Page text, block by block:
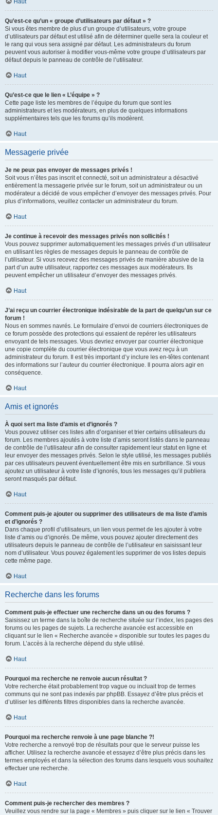
Haut
Qu’est-ce qu’un « groupe d’utilisateurs par défaut » ?
Si vous êtes membre de plus d’un groupe d’utilisateurs, votre groupe
d’utilisateurs par défaut est utilisé afin de déterminer quelle sera la couleur et
le rang qui vous sera assigné par défaut. Les administrateurs du forum
peuvent vous autoriser à modifier vous-même votre groupe d’utilisateurs par
défaut depuis le panneau de contrôle de l’utilisateur.
Haut
Qu’est-ce que le lien « L’équipe » ?
Cette page liste les membres de l’équipe du forum que sont les
administrateurs et les modérateurs, en plus de quelques informations
supplémentaires tels que les forums qu’ils modèrent.
Haut
Messagerie privée
Je ne peux pas envoyer de messages privés !
Soit vous n’êtes pas inscrit et connecté, soit un administrateur a désactivé
entièrement la messagerie privée sur le forum, soit un administrateur ou un
modérateur a décidé de vous empêcher d’envoyer des messages privés. Pour
plus d’informations, veuillez contacter un administrateur du forum.
Haut
Je continue à recevoir des messages privés non sollicités !
Vous pouvez supprimer automatiquement les messages privés d’un utilisateur
en utilisant les règles de messages depuis le panneau de contrôle de
l’utilisateur. Si vous recevez des messages privés de manière abusive de la
part d’un autre utilisateur, rapportez ces messages aux modérateurs. Ils
peuvent empêcher un utilisateur d’envoyer des messages privés.
Haut
J’ai reçu un courrier électronique indésirable de la part de quelqu’un sur ce
forum !
Nous en sommes navrés. Le formulaire d’envoi de courriers électroniques de
ce forum possède des protections qui essaient de repérer les utilisateurs
envoyant de tels messages. Vous devriez envoyer par courrier électronique
une copie complète du courrier électronique que vous avez reçu à un
administrateur du forum. Il est très important d’y inclure les en-têtes contenant
des informations sur l’auteur du courrier électronique. Il pourra alors agir en
conséquence.
Haut
Amis et ignorés
À quoi sert ma liste d’amis et d’ignorés ?
Vous pouvez utiliser ces listes afin d’organiser et trier certains utilisateurs du
forum. Les membres ajoutés à votre liste d’amis seront listés dans le panneau
de contrôle de l’utilisateur afin de consulter rapidement leur statut en ligne et
leur envoyer des messages privés. Selon le style utilisé, les messages publiés
par ces utilisateurs peuvent éventuellement être mis en surbrillance. Si vous
ajoutez un utilisateur à votre liste d’ignorés, tous les messages qu’il publiera
seront masqués par défaut.
Haut
Comment puis-je ajouter ou supprimer des utilisateurs de ma liste d’amis
et d’ignorés ?
Dans chaque profil d’utilisateurs, un lien vous permet de les ajouter à votre
liste d’amis ou d’ignorés. De même, vous pouvez ajouter directement des
utilisateurs depuis le panneau de contrôle de l’utilisateur en saisissant leur
nom d’utilisateur. Vous pouvez également les supprimer de vos listes depuis
cette même page.
Haut
Recherche dans les forums
Comment puis-je effectuer une recherche dans un ou des forums ?
Saisissez un terme dans la boîte de recherche située sur l’index, les pages des
forums ou les pages de sujets. La recherche avancée est accessible en
cliquant sur le lien « Recherche avancée » disponible sur toutes les pages du
forum. L’accès à la recherche dépend du style utilisé.
Haut
Pourquoi ma recherche ne renvoie aucun résultat ?
Votre recherche était probablement trop vague ou incluait trop de termes
communs qui ne sont pas indexés par phpBB. Essayez d’être plus précis et
d’utiliser les différents filtres disponibles dans la recherche avancée.
Haut
Pourquoi ma recherche renvoie à une page blanche ?!
Votre recherche a renvoyé trop de résultats pour que le serveur puisse les
afficher. Utilisez la recherche avancée et essayez d’être plus précis dans les
termes employés et dans la sélection des forums dans lesquels vous souhaitez
effectuer une recherche.
Haut
Comment puis-je rechercher des membres ?
Veuillez vous rendre sur la page « Membres » puis cliquer sur le lien « Trouver